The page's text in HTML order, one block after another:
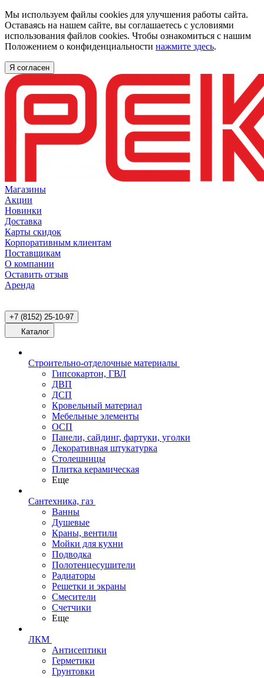
Мы используем файлы cookies для улучшения работы сайта.
Оставаясь на нашем сайте, вы соглашаетесь с условиями
использования файлов cookies. Чтобы ознакомиться с нашим
Положением о конфиденциальности нажмите здесь.
Я согласен
Магазины
Акции
Новинки
Доставка
Карты скидок
Корпоративным клиентам
Поставщикам
О компании
Оставить отзыв
Аренда
+7 (8152) 25-10-97
Каталог
Строительно-отделочные материалы
Гипсокартон, ГВЛ
ДВП
ДСП
Кровельный материал
Мебельные элементы
ОСП
Панели, сайдинг, фартуки, уголки
Декоративная штукатурка
Столешницы
Плитка керамическая
Еще
Сантехника, газ
Ванны
Душевые
Краны, вентили
Мойки для кухни
Подводка
Полотенцесушители
Радиаторы
Решетки и экраны
Смесители
Счетчики
Еще
ЛКМ
Антисептики
Герметики
Грунтовки